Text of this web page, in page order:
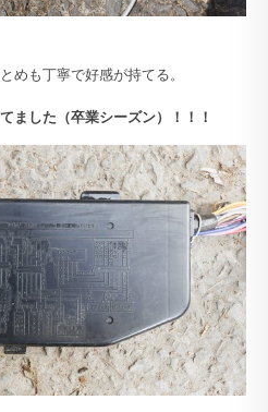
めも丁寧で好感が持てる。
ました（卒業シーズン）！！！